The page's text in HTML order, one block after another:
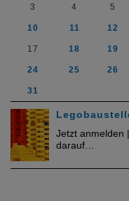
3 4 5
10 11 12
17 18 19
24 25 26
31
Jetzt anmelden
darauf…